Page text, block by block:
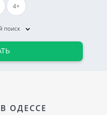
4+
поиск
ОДЕССЕ